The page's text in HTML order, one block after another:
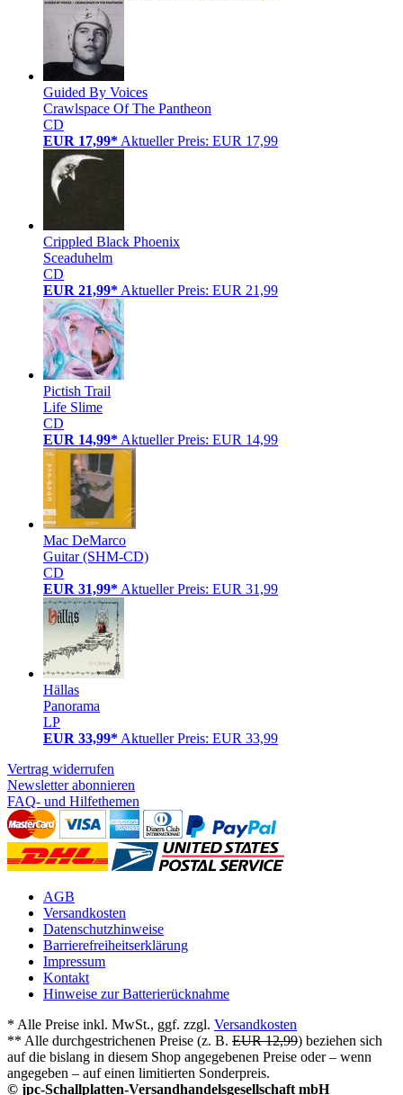
Guided By Voices
Crawlspace Of The Pantheon
CD
EUR 17,99* Aktueller Preis: EUR 17,99
Crippled Black Phoenix
Sceaduhelm
CD
EUR 21,99* Aktueller Preis: EUR 21,99
Pictish Trail
Life Slime
CD
EUR 14,99* Aktueller Preis: EUR 14,99
Mac DeMarco
Guitar (SHM-CD)
CD
EUR 31,99* Aktueller Preis: EUR 31,99
Hällas
Panorama
LP
EUR 33,99* Aktueller Preis: EUR 33,99
Vertrag widerrufen
Newsletter abonnieren
FAQ- und Hilfethemen
AGB
Versandkosten
Datenschutzhinweise
Barrierefreiheitserklärung
Impressum
Kontakt
Hinweise zur Batterierücknahme
* Alle Preise inkl. MwSt., ggf. zzgl. Versandkosten
** Alle durchgestrichenen Preise (z. B. EUR 12,99) beziehen sich
auf die bislang in diesem Shop angegebenen Preise oder – wenn
angegeben – auf einen limitierten Sonderpreis.
© jpc-Schallplatten-Versandhandelsgesellschaft mbH